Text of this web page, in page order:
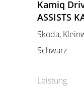
Kamiq
ASSISTS
Skoda,
Schwarz
Leistung